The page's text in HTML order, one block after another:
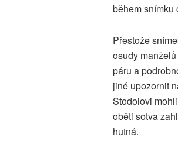
během snímku
Přestože
osudy
páru a
jiné upozornit
Stodolovi
oběti sotva
hutná.